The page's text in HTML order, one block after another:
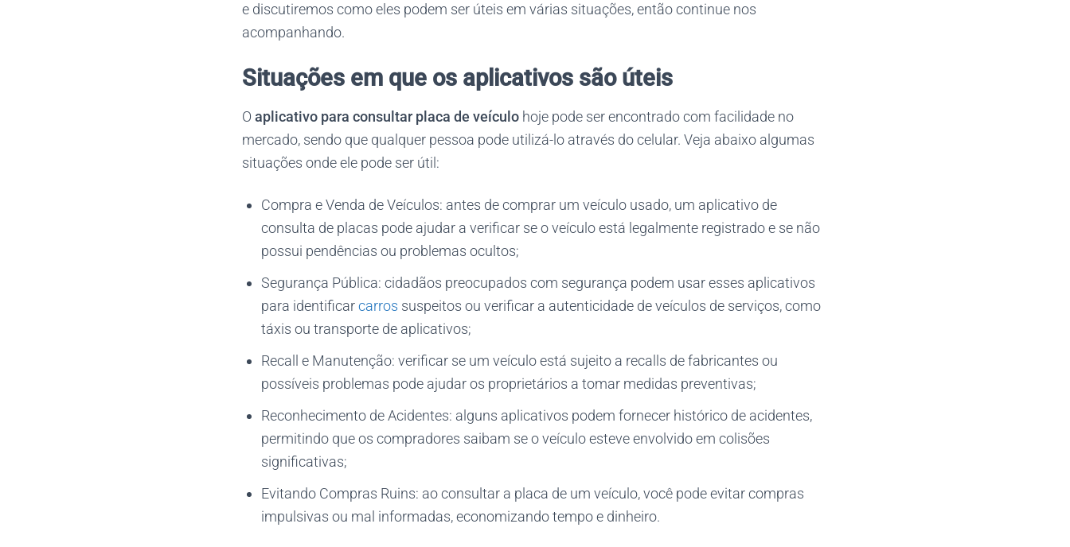
e discutiremos como eles podem ser úteis em várias situações, então continue nos
acompanhando.
Situações em que os aplicativos são úteis
O aplicativo para consultar placa de veículo hoje pode ser encontrado com facilidade no
mercado, sendo que qualquer pessoa pode utilizá-lo através do celular. Veja abaixo algumas
situações onde ele pode ser útil:
Compra e Venda de Veículos: antes de comprar um veículo usado, um aplicativo de
consulta de placas pode ajudar a verificar se o veículo está legalmente registrado e se não
possui pendências ou problemas ocultos;
Segurança Pública: cidadãos preocupados com segurança podem usar esses aplicativos
para identificarcarros suspeitos ou verificar a autenticidade de veículos de serviços, como
táxis ou transporte de aplicativos;
Recall e Manutenção: verificar se um veículo está sujeito a recalls de fabricantes ou
possíveis problemas pode ajudar os proprietários a tomar medidas preventivas;
Reconhecimento de Acidentes: alguns aplicativos podem fornecer histórico de acidentes,
permitindo que os compradores saibam se o veículo esteve envolvido em colisões
significativas;
Evitando Compras Ruins: ao consultar a placa de um veículo, você pode evitar compras
impulsivas ou mal informadas, economizando tempo e dinheiro.